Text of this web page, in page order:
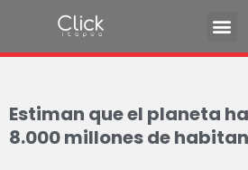
Estiman que el planeta
8.000 millones de